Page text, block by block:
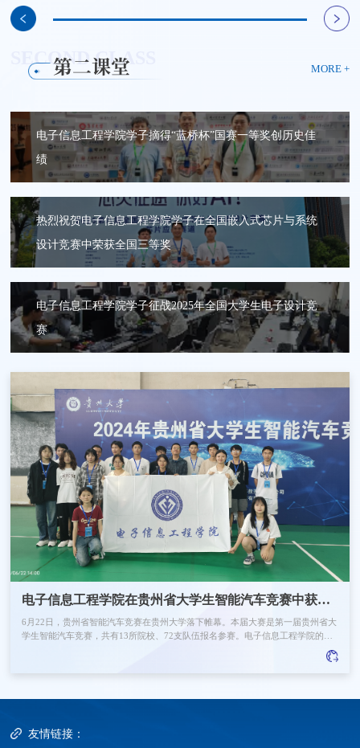
院院长。指导学生毕业论文50余人次。授权发明专利1项，实用新型
术基础、数字电子技术基础、电子工艺实践、虚拟仪器技术、深度学
习综合实践。目前已出版教材2部，获得专利及软著4项，发表SCI等
项、二等奖2项，省级一等奖3项、三等奖与...
雪，杨晓玲，陈会，王松，卢海秋，肖植芬，傅兴华，MgB2/Ta多层
Correction Method[C]. 2019 IEEE International Instrumentation and
学基金、天津市自然科学基金等科研项目20余项，荣获天津市科技进
步一等奖、教育部自然科学二等奖、河北省科技进步二等奖等多项省
器人及智能控制。近年来，在国际、国内学术期刊上发表SCI论文、
授权发明专利10余项。主要学术论文：1、Y.C. Xu, et al. Wideband
干”。教学方面：承担电子信息专业硕士《光电子学与光子学》；通信
项目
改立项课题1项，申报并获批发明专利2项，实用新型专利10项，计算
研究与成套设备研制。2、微波工业应用：针对大功率微波在食品处
2021年被评为“市级产业人才”；2022年被学校评选为“中青年学术骨
经历：2021.08—至今 贵阳学院2015.07—2016.01 超威半导体
自动控制原理，嵌入式开发实践，Python与深度学习。主要研究方
信息课程教材教法，复变函数与积分变换（双语），数字电子技术
作者）发表学术论文20余篇，其中SCI论文2篇、EI论文6篇、中文核
主要承担教学课程为：基于Linux的嵌入式开发，嵌入式开发工程实
践，模拟电子技术基础等。目前已出版教材2部，获得专利及软著10
与的项目：(1) 贵州省科技厅，无研发活...
块共识机制研究》（项目编号：黔教合KY[2019]090字），2019-
导大学生创新训练项目15项（其中国家级4项，省级11项），以第一
教育科学研究优秀成果奖三等奖（排名第一）。2024年，承担《大学
级项目2项，以第一作者身份先后在Light Sci. Appl., ACS Appl. Mater.
科竞赛：获省一等奖2项，二等奖6项，三等奖若干
奖；2015年获贵阳学院“优秀教师”称号；2019年主编教材《电路分析
刊发表论文30余篇，专利8项，软著3个 网络设计安全，软件开发等
方面的技术和应用广泛应用到社会实践中，注重自己双师型教师的成
“优秀教师”称号；主持完成省级科研项目2项，省级教改项目1项
优秀等次，2015年6月参加国家留学基金委组织的ISEC课程培训，经
场与电磁波，电子科学与技术导论。主要研究方向：无线定位，
MIMO雷达信号处理。参与国家级、省级项目2项。以第一作者发表学
SECOND CLASS
第二课堂 MORE +
电子信息工程学院学子摘得“蓝桥杯”国赛一等奖创历史佳
绩
热烈祝贺电子信息工程学院学子在全国嵌入式芯片与系统
设计竞赛中荣获全国三等奖
电子信息工程学院学子征战2025年全国大学生电子设计竞
赛
电子信息工程学院在贵州省大学生智能汽车竞赛中获佳绩
6月22日，贵州省智能汽车竞赛在贵州大学落下帷幕。本届大赛是第一届贵州省大
学生智能汽车竞赛，共有13所院校、72支队伍报名参赛。电子信息工程学院的学
生们在指导老师和学院的大力支持下，经过数月的精心准备和刻苦训练，最终在
众多参赛队伍中脱颖而出。参赛团队以出色的表现获两项二等奖和两项三等奖及
友情链接：